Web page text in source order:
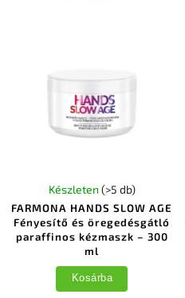
FARMONA HANDS SLOW AGE
Fényesítő és öregedésgátló
paraffinos kézmaszk – 300
ml
Készleten (>5 db)
Kosárba